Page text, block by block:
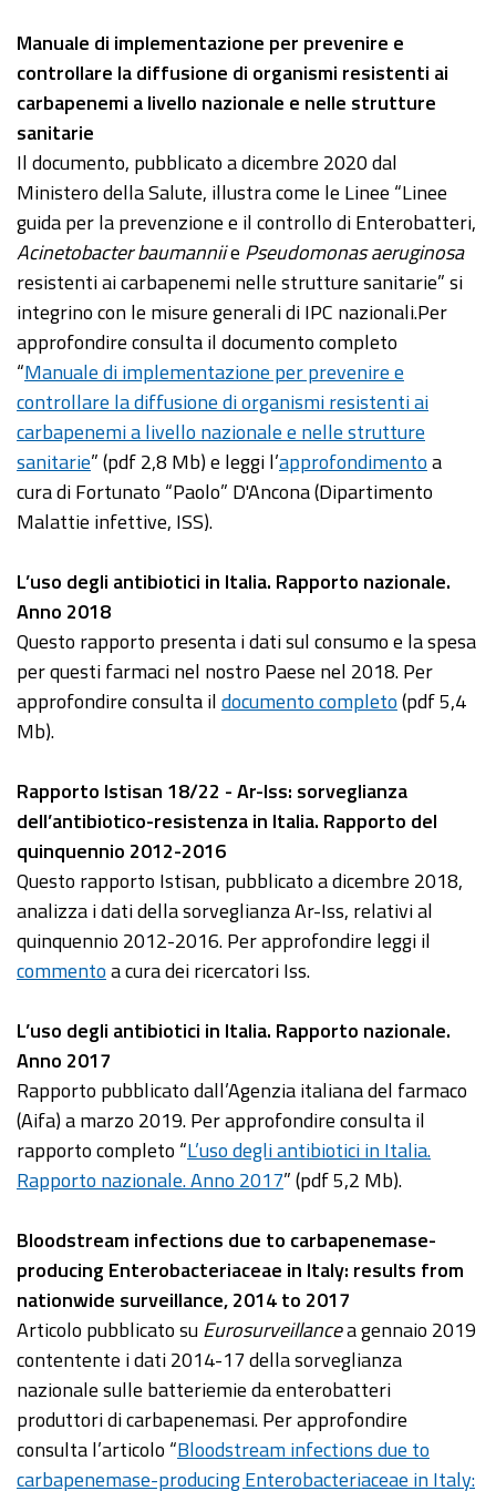
Manuale di implementazione per prevenire e
controllare la diffusione di organismi resistenti ai
carbapenemi a livello nazionale e nelle strutture
sanitarie
Il documento, pubblicato a dicembre 2020 dal
Ministero della Salute, illustra come le Linee “Linee
guida per la prevenzione e il controllo di Enterobatteri,
Acinetobacter baumanniie Pseudomonas aeruginosa
resistenti ai carbapenemi nelle strutture sanitarie” si
integrino con le misure generali di IPC nazionali.Per
approfondire consulta il documento completo
“Manuale di implementazione per prevenire e
controllare la diffusione di organismi resistenti ai
carbapenemi a livello nazionale e nelle strutture
sanitarie” (pdf 2,8 Mb) e leggi l’approfondimentoa
cura di Fortunato “Paolo” D'Ancona (Dipartimento
Malattie infettive, ISS).
L’uso degli antibiotici in Italia. Rapporto nazionale.
Anno 2018
Questo rapporto presenta i dati sul consumo e la spesa
per questi farmaci nel nostro Paese nel 2018. Per
approfondire consulta ildocumento completo(pdf 5,4
Mb).
Rapporto Istisan 18/22 - Ar-Iss: sorveglianza
dell’antibiotico-resistenza in Italia. Rapporto del
quinquennio 2012-2016
Questo rapporto Istisan, pubblicato a dicembre 2018,
analizza i dati della sorveglianza Ar-Iss, relativi al
quinquennio 2012-2016. Per approfondire leggi il
commentoa cura dei ricercatori Iss.
L’uso degli antibiotici in Italia. Rapporto nazionale.
Anno 2017
Rapporto pubblicato dall’Agenzia italiana del farmaco
(Aifa) a marzo 2019. Per approfondire consulta il
rapporto completo “L’uso degli antibiotici in Italia.
Rapporto nazionale. Anno 2017” (pdf 5,2 Mb).
Bloodstream infections due to carbapenemase-
producing Enterobacteriaceae in Italy: results from
nationwide surveillance, 2014 to 2017
Articolo pubblicato suEurosurveillancea gennaio 2019
contentente i dati 2014-17 della sorveglianza
nazionale sulle batteriemie da enterobatteri
produttori di carbapenemasi. Per approfondire
consulta l’articolo “Bloodstream infections due to
carbapenemase-producing Enterobacteriaceae in Italy: